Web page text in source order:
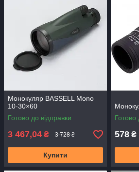
Монокуляр BASSELL Mono
10-30×60
Готово до відправки
3 467,04 ₴ 3 728 ₴
Купити
Готово
578 ₴